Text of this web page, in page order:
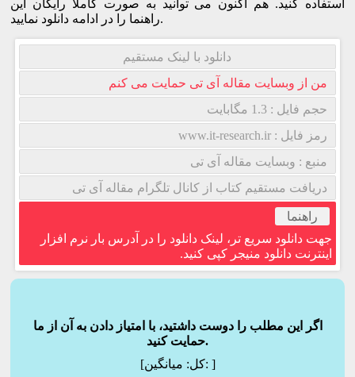
استفاده کنید. هم اکنون می توانید به صورت کاملا رایگان این
راهنما را در ادامه دانلود نمایید.
دانلود با لینک مستقیم
من از وبسایت مقاله آی تی حمایت می کنم
حجم فایل : 1.3 مگابایت
رمز فایل : www.it-research.ir
منبع : وبسایت مقاله آی تی
دریافت مستقیم کتاب از کانال تلگرام مقاله آی تی
راهنما
جهت دانلود سریع تر، لینک دانلود را در آدرس بار نرم افزار
اینترنت دانلود منیجر کپی کنید.
اگر این مطلب را دوست داشتید، با امتیاز دادن به آن از ما
حمایت کنید.
[کل:میانگین: ]